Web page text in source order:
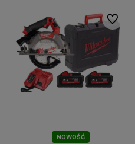
NOWOŚĆ
Do